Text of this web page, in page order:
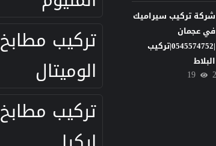
شركة تركيب سيراميك
في عجمان
|0545574752|تركيب
البلاط
19
تركيب مطابخ
الوميتال
تركيب مطابخ